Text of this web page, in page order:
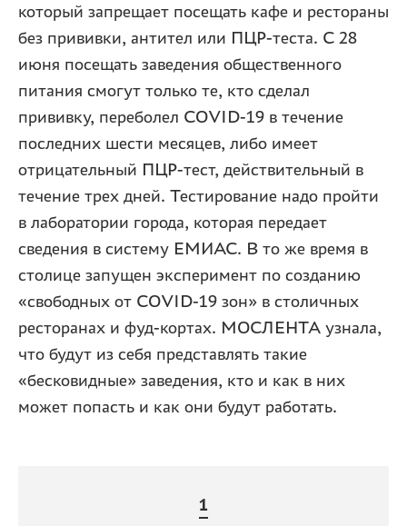
который запрещает посещать кафе и рестораны
без прививки, антител или ПЦР-теста. С 28
июня посещать заведения общественного
питания смогут только те, кто сделал
прививку, переболел COVID-19 в течение
последних шести месяцев, либо имеет
отрицательный ПЦР-тест, действительный в
течение трех дней. Тестирование надо пройти
в лаборатории города, которая передает
сведения в систему ЕМИАС. В то же время в
столице запущен эксперимент по созданию
«свободных от COVID-19 зон» в столичных
ресторанах и фуд-кортах. МОСЛЕНТА узнала,
что будут из себя представлять такие
«бесковидные» заведения, кто и как в них
может попасть и как они будут работать.